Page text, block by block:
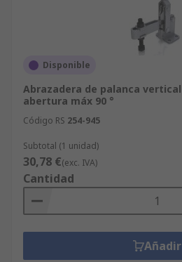
Disponible
Abrazadera de palanca vertical
abertura máx 90 °
Código RS 254-945
Subtotal (1 unidad)
30,78 €(exc. IVA)
Cantidad
Añadir